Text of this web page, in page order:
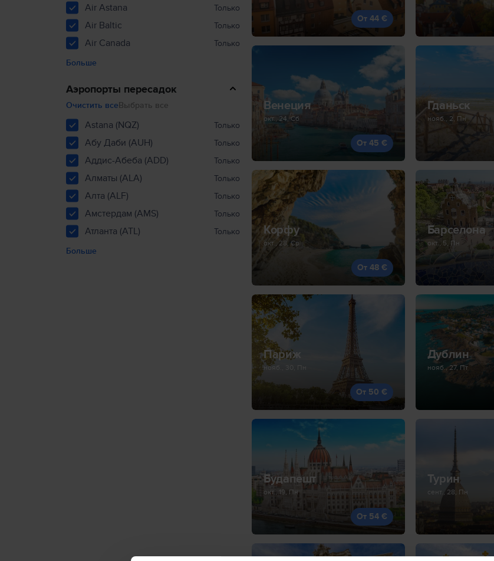
Air Astana Только
Air Baltic Только
Air Canada
Только
Больше
Аэропорты пересадок
Очистить всеВыбрать все
Astana (NQZ) Только
Абу Даби (AUH) Только
Аддис-Абеба (ADD) Только
Алматы (ALA) Только
Алта (ALF) Только
Амстердам (AMS) Только
Атланта (ATL)
Только
Больше
От 44 €
Венеция
окт., 24, Сб
От 45 €
Гданьск
нояб., 2, Пн
Корфу
окт., 28, Ср
От 48 €
Барселона
окт., 5, Пн
Париж
нояб., 30, Пн
От 50 €
Дублин
нояб., 27, Пт
Будапешт
окт., 19, Пн
От 54 €
Турин
сент., 28, Пн